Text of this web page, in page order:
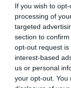
If you wish to
processing of
targeted
section to
opt-out request
interest-based
us or personal
your opt-out. You
Ez is